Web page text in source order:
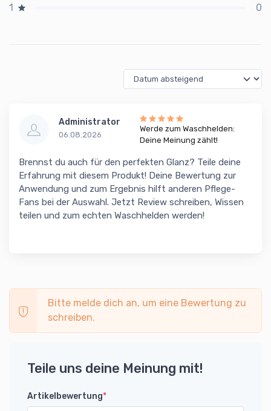
1
0
Administrator
06.08.2026
Werde zum Waschhelden:
Deine Meinung zählt!
Brennst du auch für den perfekten Glanz? Teile deine
Erfahrung mit diesem Produkt! Deine Bewertung zur
Anwendung und zum Ergebnis hilft anderen Pflege-
Fans bei der Auswahl. Jetzt Review schreiben, Wissen
teilen und zum echten Waschhelden werden!
Bitte melde dich an, um eine Bewertung zu
schreiben.
Teile uns deine Meinung mit!
Artikelbewertung*